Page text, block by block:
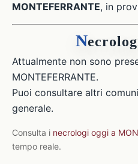
MONTEFERRANTE, in
N
Attualmente non sono
MONTEFERRANTE.
Puoi consultare altri
generale.
Consulta i necrologi oggi a
tempo reale.